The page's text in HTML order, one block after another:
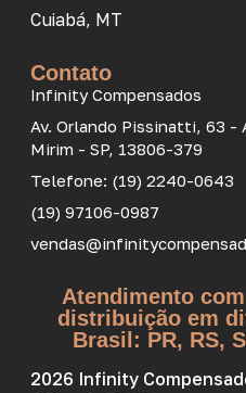
Cuiabá, MT
Contato
Infinity Compensados
Av. Orlando Pissinatti, 63 -
Mirim - SP, 13806-379
Telefone: (19) 2240-0643
(19) 97106-0987
Atendimento
distribuição em
Brasil: PR, RS,
2026 Infinity